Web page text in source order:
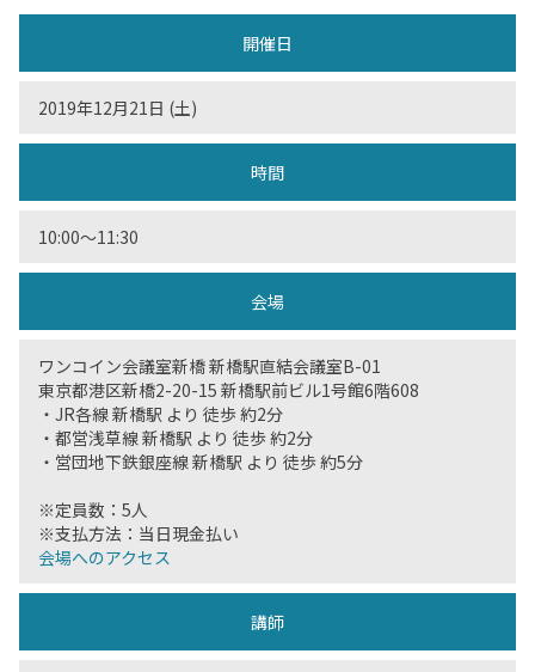
開催日
2019年12月21日 (土)
時間
10:00〜11:30
会場
ワンコイン会議室新橋 新橋駅直結会議室B-01
東京都港区新橋2-20-15 新橋駅前ビル1号館6階608
・JR各線 新橋駅 より 徒歩 約2分
・都営浅草線 新橋駅 より 徒歩 約2分
・営団地下鉄銀座線 新橋駅 より 徒歩 約5分
※定員数：5人
※支払方法：当日現金払い
会場へのアクセス
講師